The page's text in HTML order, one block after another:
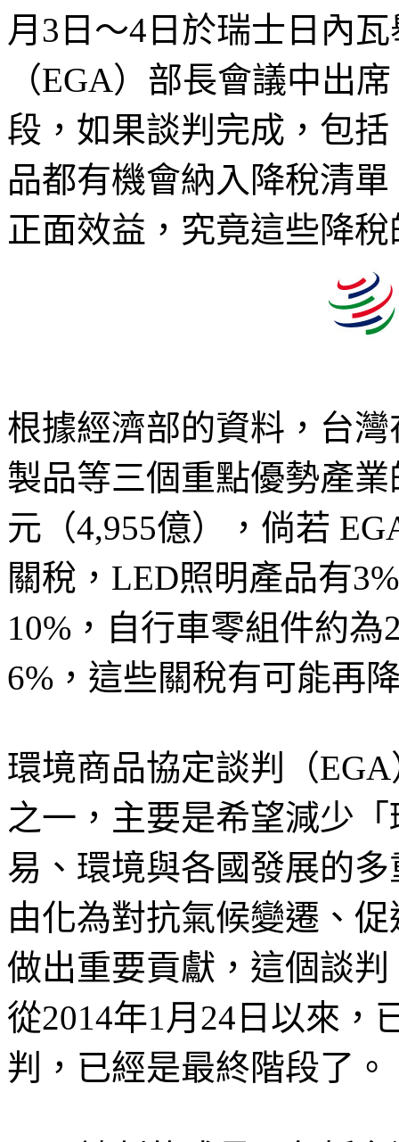
月3日～4日於瑞士日內
（EGA）部長會議中出
段，如果談判完成，包
品都有機會納入降稅清
正面效益，究竟這些降
根據經濟部的資料，台
製品等三個重點優勢產
元（4,955億），倘若
關稅，LED照明產品有
10%，自行車零組件約為
6%，這些關稅有可能再
環境商品協定談判（
之一，主要是希望減少
易、環境與各國發展的
由化為對抗氣候變遷、
做出重要貢獻，這個談判
從2014年1月24日以來，
判，已經是最終階段了。